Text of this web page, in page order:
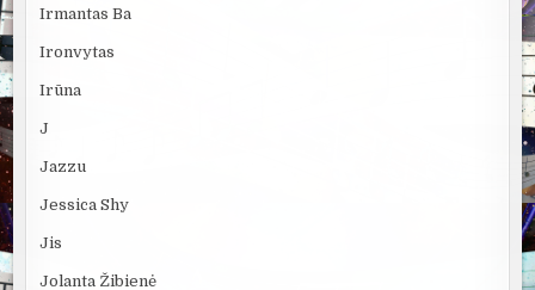
Irmantas Ba
Ironvytas
Irūna
J
Jazzu
Jessica Shy
Jis
Jolanta Žibienė